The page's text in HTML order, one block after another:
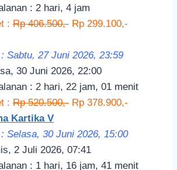
: 2 hari, 4 jam
: Rp 406.500,- Rp 299.100,-
Sabtu, 27 Juni 2026, 23:59
30 Juni 2026, 22:00
: 2 hari, 22 jam, 01 menit
: Rp 520.500,- Rp 378.900,-
Kartika V
Selasa, 30 Juni 2026, 15:00
2 Juli 2026, 07:41
: 1 hari, 16 jam, 41 menit